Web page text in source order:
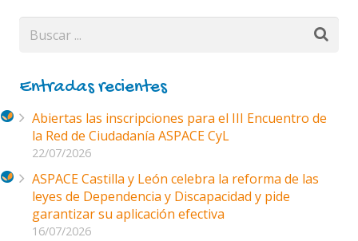
Entradas recientes
Abiertas las inscripciones para el III Encuentro de
la Red de Ciudadanía ASPACE CyL
22/07/2026
ASPACE Castilla y León celebra la reforma de las
leyes de Dependencia y Discapacidad y pide
garantizar su aplicación efectiva
16/07/2026